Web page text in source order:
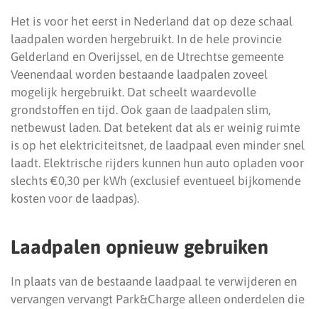
Het is voor het eerst in Nederland dat op deze schaal
laadpalen worden hergebruikt. In de hele provincie
Gelderland en Overijssel, en de Utrechtse gemeente
Veenendaal worden bestaande laadpalen zoveel
mogelijk hergebruikt. Dat scheelt waardevolle
grondstoffen en tijd. Ook gaan de laadpalen slim,
netbewust laden. Dat betekent dat als er weinig ruimte
is op het elektriciteitsnet, de laadpaal even minder snel
laadt. Elektrische rijders kunnen hun auto opladen voor
slechts €0,30 per kWh (exclusief eventueel bijkomende
kosten voor de laadpas).
Laadpalen opnieuw gebruiken
In plaats van de bestaande laadpaal te verwijderen en
vervangen vervangt Park&Charge alleen onderdelen die